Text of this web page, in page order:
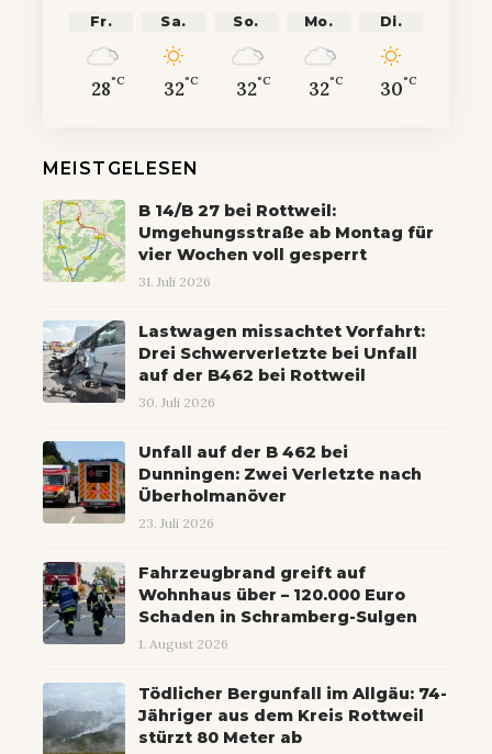
Fr.
28°C
Sa.
32°C
So.
32°C
Mo.
32°C
Di.
30°C
MEISTGELESEN
B 14/B 27 bei Rottweil:
Umgehungsstraße ab Montag für
vier Wochen voll gesperrt
31. Juli 2026
Lastwagen missachtet Vorfahrt:
Drei Schwerverletzte bei Unfall
auf der B462 bei Rottweil
30. Juli 2026
Unfall auf der B 462 bei
Dunningen: Zwei Verletzte nach
Überholmanöver
23. Juli 2026
Fahrzeugbrand greift auf
Wohnhaus über – 120.000 Euro
Schaden in Schramberg-Sulgen
1. August 2026
Tödlicher Bergunfall im Allgäu: 74-
Jähriger aus dem Kreis Rottweil
stürzt 80 Meter ab